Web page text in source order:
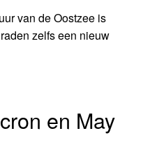
van de Oostzee is
zelfs een nieuw
en May